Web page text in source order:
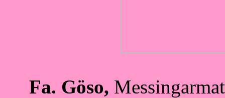
Fa. Göso,